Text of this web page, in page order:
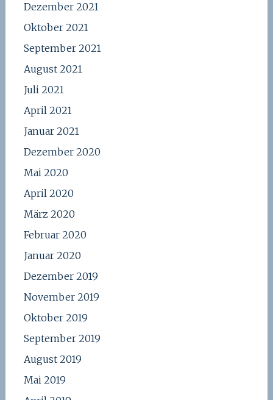
Dezember 2021
Oktober 2021
September 2021
August 2021
Juli 2021
April 2021
Januar 2021
Dezember 2020
Mai 2020
April 2020
März 2020
Februar 2020
Januar 2020
Dezember 2019
November 2019
Oktober 2019
September 2019
August 2019
Mai 2019